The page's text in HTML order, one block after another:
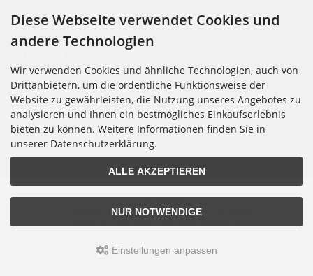
SUPPORTHOTLINE
Zu laufenden Aufträgen oder Fragen allgemein:
Montag, Dienstag, Donnerstag, Freitag: 10:00 - 16:00 Uhr
Mittwoch: 10:00 - 18:00 Uhr
* Kosten: normaler Ortstarif DE, mit Flatratevertrag natürlich kostenlos. Aus dem
Ausland fallen die jeweils geltenden Auslandsgebühren an. Anrufe aus dem Handynetz
können abweichen.
Alle Preise inkl. gesetzl. MwSt. zzgl.Versandkosten. Die durchgestrichenen Preise
entsprechen dem bisherigen Preis bei 0711 Onlineshop
Webdesign
Diese Webseite verwendet Cookies und
andere Technologien
Wir verwenden Cookies und ähnliche Technologien, auch von
Drittanbietern, um die ordentliche Funktionsweise der
Website zu gewährleisten, die Nutzung unseres Angebotes zu
analysieren und Ihnen ein bestmögliches Einkaufserlebnis
bieten zu können. Weitere Informationen finden Sie in
unserer Datenschutzerklärung.
ALLE AKZEPTIEREN
NUR NOTWENDIGE
Einstellungen anpassen